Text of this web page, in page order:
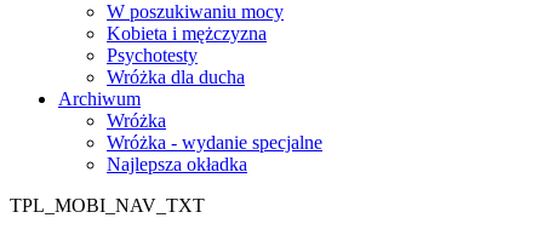
W poszukiwaniu mocy
Kobieta i mężczyzna
Psychotesty
Wróżka dla ducha
Archiwum
Wróżka
Wróżka - wydanie specjalne
Najlepsza okładka
TPL_MOBI_NAV_TXT